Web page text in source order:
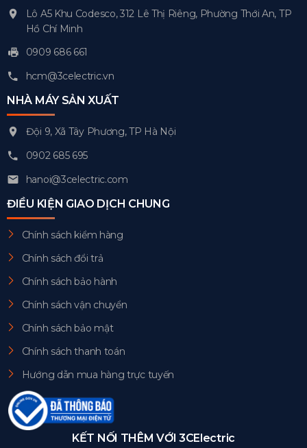
Lô A5 Khu Codesco, 312 Lê Thị Riêng, Phường Thới An, TP
Hồ Chí Minh
0909 686 661
hcm@3celectric.vn
NHÀ MÁY SẢN XUẤT
Đội 9, Xã Tây Phương, TP Hà Nội
0902 685 695
hanoi@3celectric.com
ĐIỀU KIỆN GIAO DỊCH CHUNG
Chính sách kiểm hàng
Chính sách đổi trả
Chính sách bảo hành
Chính sách vận chuyển
Chính sách bảo mật
Chính sách thanh toán
Hướng dẫn mua hàng trực tuyến
KẾT NỐI THÊM VỚI 3CElectric